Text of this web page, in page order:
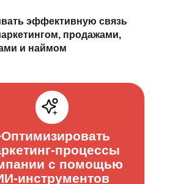
процессы
с помощью
инструментов
эффективную связь
продажами,
и наймом